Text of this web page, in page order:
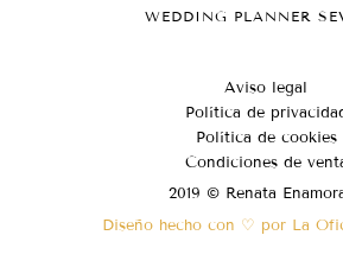
WEDDING PLANNER
Aviso legal
Política de
Política de cookies
Condiciones de
2019 © Renata
Diseño hecho con ♡ por La